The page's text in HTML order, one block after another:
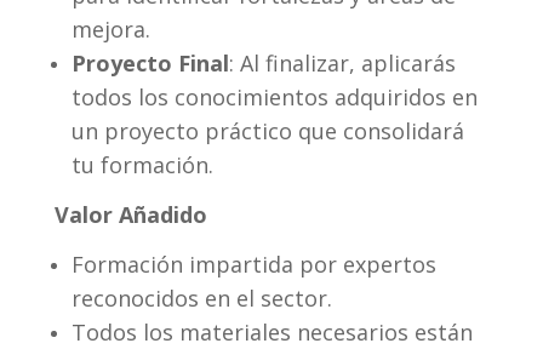
mejora.
Proyecto Final: Al finalizar, aplicarás
todos los conocimientos adquiridos en
un proyecto práctico que consolidará
tu formación.
Valor Añadido
Formación impartida por expertos
reconocidos en el sector.
Todos los materiales necesarios están